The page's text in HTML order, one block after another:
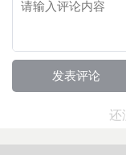
还